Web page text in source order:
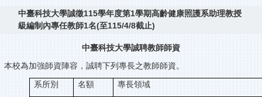
中臺科技大學誠徵115學年度第1學期高齡健康照護系助理教授
級編制內專任教師1名(至115/4/8截止)
中臺科技大學誠聘教師師資
本校為加強師資陣容，誠聘下列專長之教師師資。
系所別 名額 專長領域